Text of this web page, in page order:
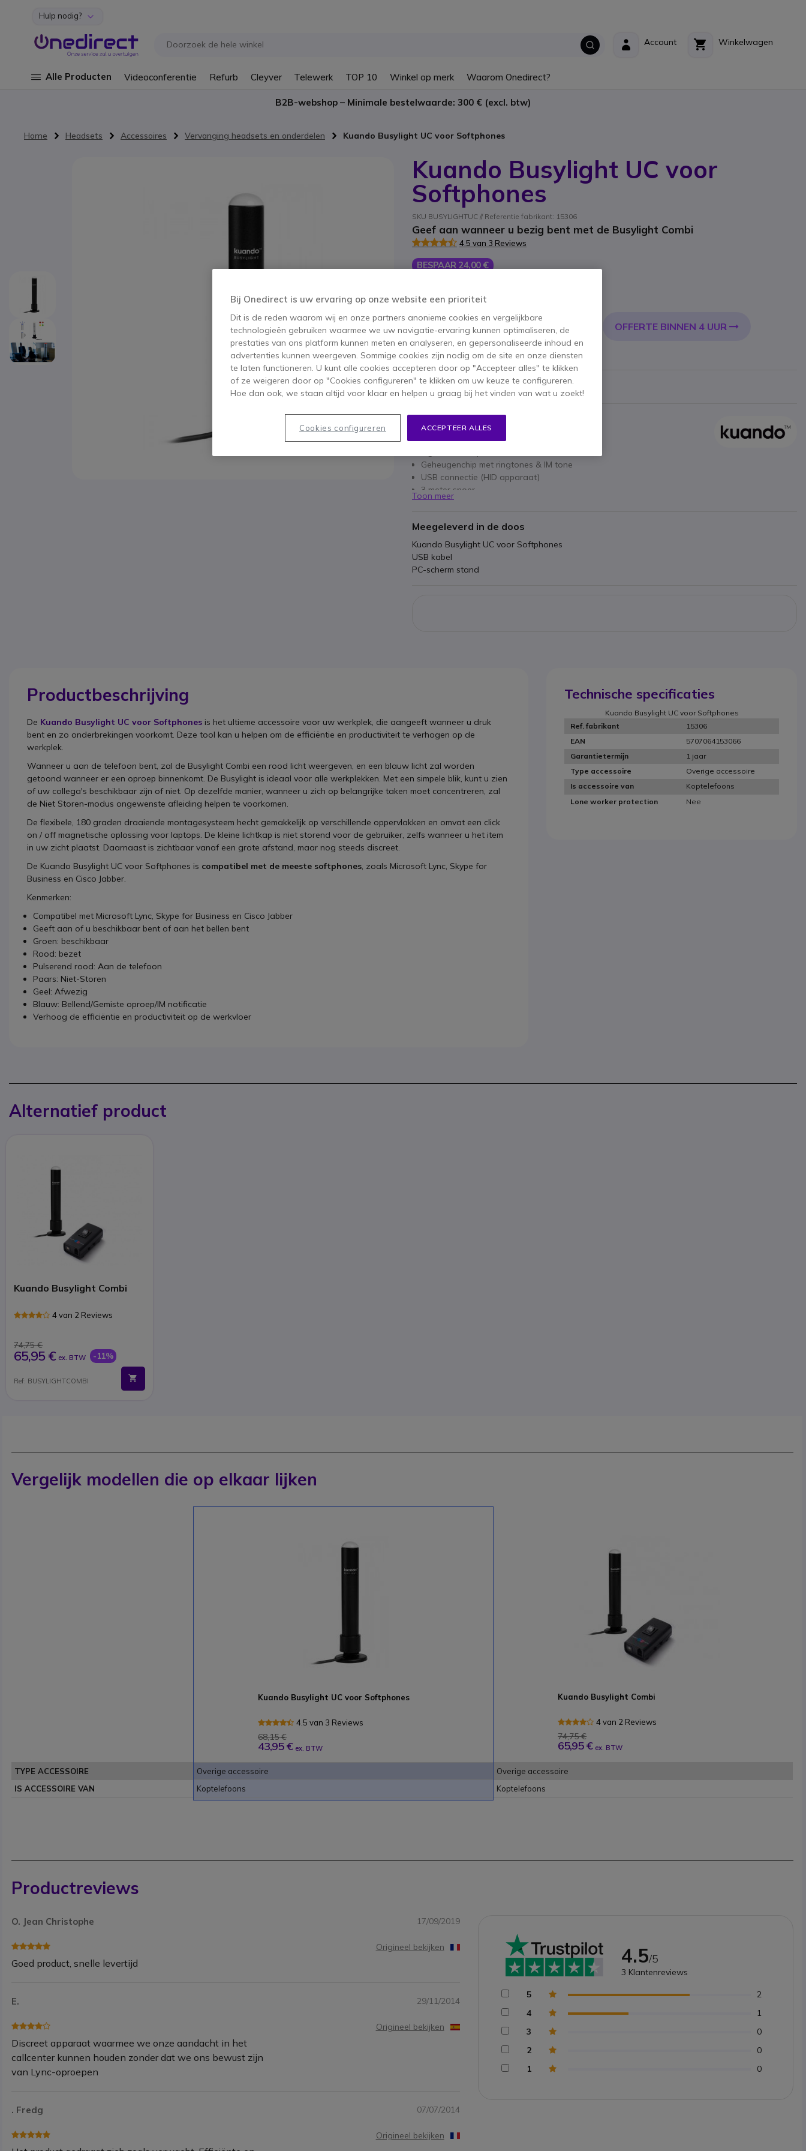
Ga naar de inhoud
Hulp nodig?
Winkelwagen
Account
Alle Producten Videoconferentie Refurb Cleyver Telewerk TOP 10 Winkel op merk Waarom Onedirect?
B2B-webshop – Minimale bestelwaarde: 300 € (excl. btw)
Home Headsets Accessoires Vervanging headsets en onderdelen Kuando Busylight UC voor Softphones
Kuando Busylight UC voor
Softphones
SKU BUSYLIGHTUC // Referentie fabrikant: 15306
Geef aan wanneer u bezig bent met de Busylight Combi
4.5 van 3 Reviews
BESPAAR 24,00 €
43,95 € ex. BTW
Aantal
IN WINKELWAGEN OFFERTE BINNEN 4 UUR
Niet op voorraad
1 jaarFabrieksgarantie
Meerkleurige LED licht
Geheugenchip met ringtones & IM tone
USB connectie (HID apparaat)
3 meter snoer
Incl. klik aan / uit magneet oplossing
Toon meer
Meegeleverd in de doos
Kuando Busylight UC voor Softphones
USB kabel
PC-scherm stand
Productbeschrijving
De Kuando Busylight UC voor Softphones is het ultieme accessoire voor uw werkplek, die aangeeft wanneer u druk
bent en zo onderbrekingen voorkomt. Deze tool kan u helpen om de efficiëntie en productiviteit te verhogen op de
werkplek.
Wanneer u aan de telefoon bent, zal de Busylight Combi een rood licht weergeven, en een blauw licht zal worden
getoond wanneer er een oproep binnenkomt. De Busylight is ideaal voor alle werkplekken. Met een simpele blik, kunt u zien
of uw collega's beschikbaar zijn of niet. Op dezelfde manier, wanneer u zich op belangrijke taken moet concentreren, zal
de Niet Storen-modus ongewenste afleiding helpen te voorkomen.
De flexibele, 180 graden draaiende montagesysteem hecht gemakkelijk op verschillende oppervlakken en omvat een click
on / off magnetische oplossing voor laptops. De kleine lichtkap is niet storend voor de gebruiker, zelfs wanneer u het item
in uw zicht plaatst. Daarnaast is zichtbaar vanaf een grote afstand, maar nog steeds discreet.
De Kuando Busylight UC voor Softphones is compatibel met de meeste softphones , zoals Microsoft Lync, Skype for
Business en Cisco Jabber.
Kenmerken:
Compatibel met Microsoft Lync, Skype for Business en Cisco Jabber
Geeft aan of u beschikbaar bent of aan het bellen bent
Groen: beschikbaar
Rood: bezet
Pulserend rood: Aan de telefoon
Paars: Niet-Storen
Geel: Afwezig
Blauw: Bellend/Gemiste oproep/IM notificatie
Verhoog de efficiëntie en productiviteit op de werkvloer
Technische specificaties
Kuando Busylight UC voor Softphones
Ref. fabrikant
15306
EAN
5707064153066
Garantietermijn
1 jaar
Type accessoire
Overige accessoire
Is accessoire van
Koptelefoons
Lone worker protection
Nee
Alternatief product
Kuando Busylight Combi
4 van 2 Reviews
74,75 €
65,95 € ex. BTW -11%
Ref: BUSYLIGHTCOMBI
Vergelijk modellen die op elkaar lijken
Kuando Busylight UC voor Softphones
4.5 van 3 Reviews
68,15 €
43,95 € ex. BTW
Kuando Busylight Combi
4 van 2 Reviews
74,75 €
65,95 € ex. BTW
TYPE ACCESSOIRE Overige accessoire
Overige accessoire
IS ACCESSOIRE VAN
Koptelefoons Koptelefoons
Productreviews
O. Jean Christophe 17/09/2019
Goed product, snelle levertijd
Origineel bekijken
E. 29/11/2014
Discreet apparaat waarmee we onze aandacht in het
callcenter kunnen houden zonder dat we ons bewust zijn
van Lync-oproepen
Origineel bekijken
. Fredg 07/07/2014
Origineel bekijken
4.5/5
3 Klantenreviews
5
2
4
1
3
0
2
0
1
0
Bij Onedirect is uw ervaring op onze website een prioriteit
Dit is de reden waarom wij en onze partners anonieme cookies en vergelijkbare
technologieën gebruiken waarmee we uw navigatie-ervaring kunnen optimaliseren, de
prestaties van ons platform kunnen meten en analyseren, en gepersonaliseerde inhoud en
advertenties kunnen weergeven. Sommige cookies zijn nodig om de site en onze diensten
te laten functioneren. U kunt alle cookies accepteren door op "Accepteer alles" te klikken
of ze weigeren door op "Cookies configureren" te klikken om uw keuze te configureren.
Hoe dan ook, we staan altijd voor klaar en helpen u graag bij het vinden van wat u zoekt!
ACCEPTEER ALLES
Cookies configureren